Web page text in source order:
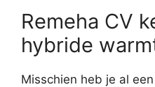
Remeha CV
hybride
Misschien heb je al